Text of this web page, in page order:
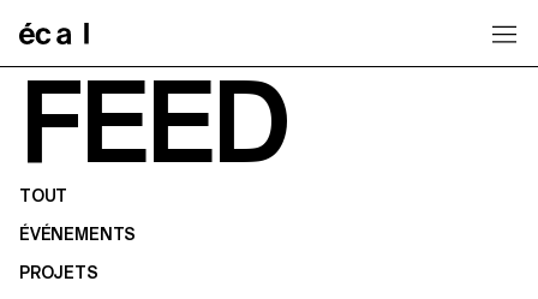
FEED
TOUT
ÉVÉNEMENTS
PROJETS